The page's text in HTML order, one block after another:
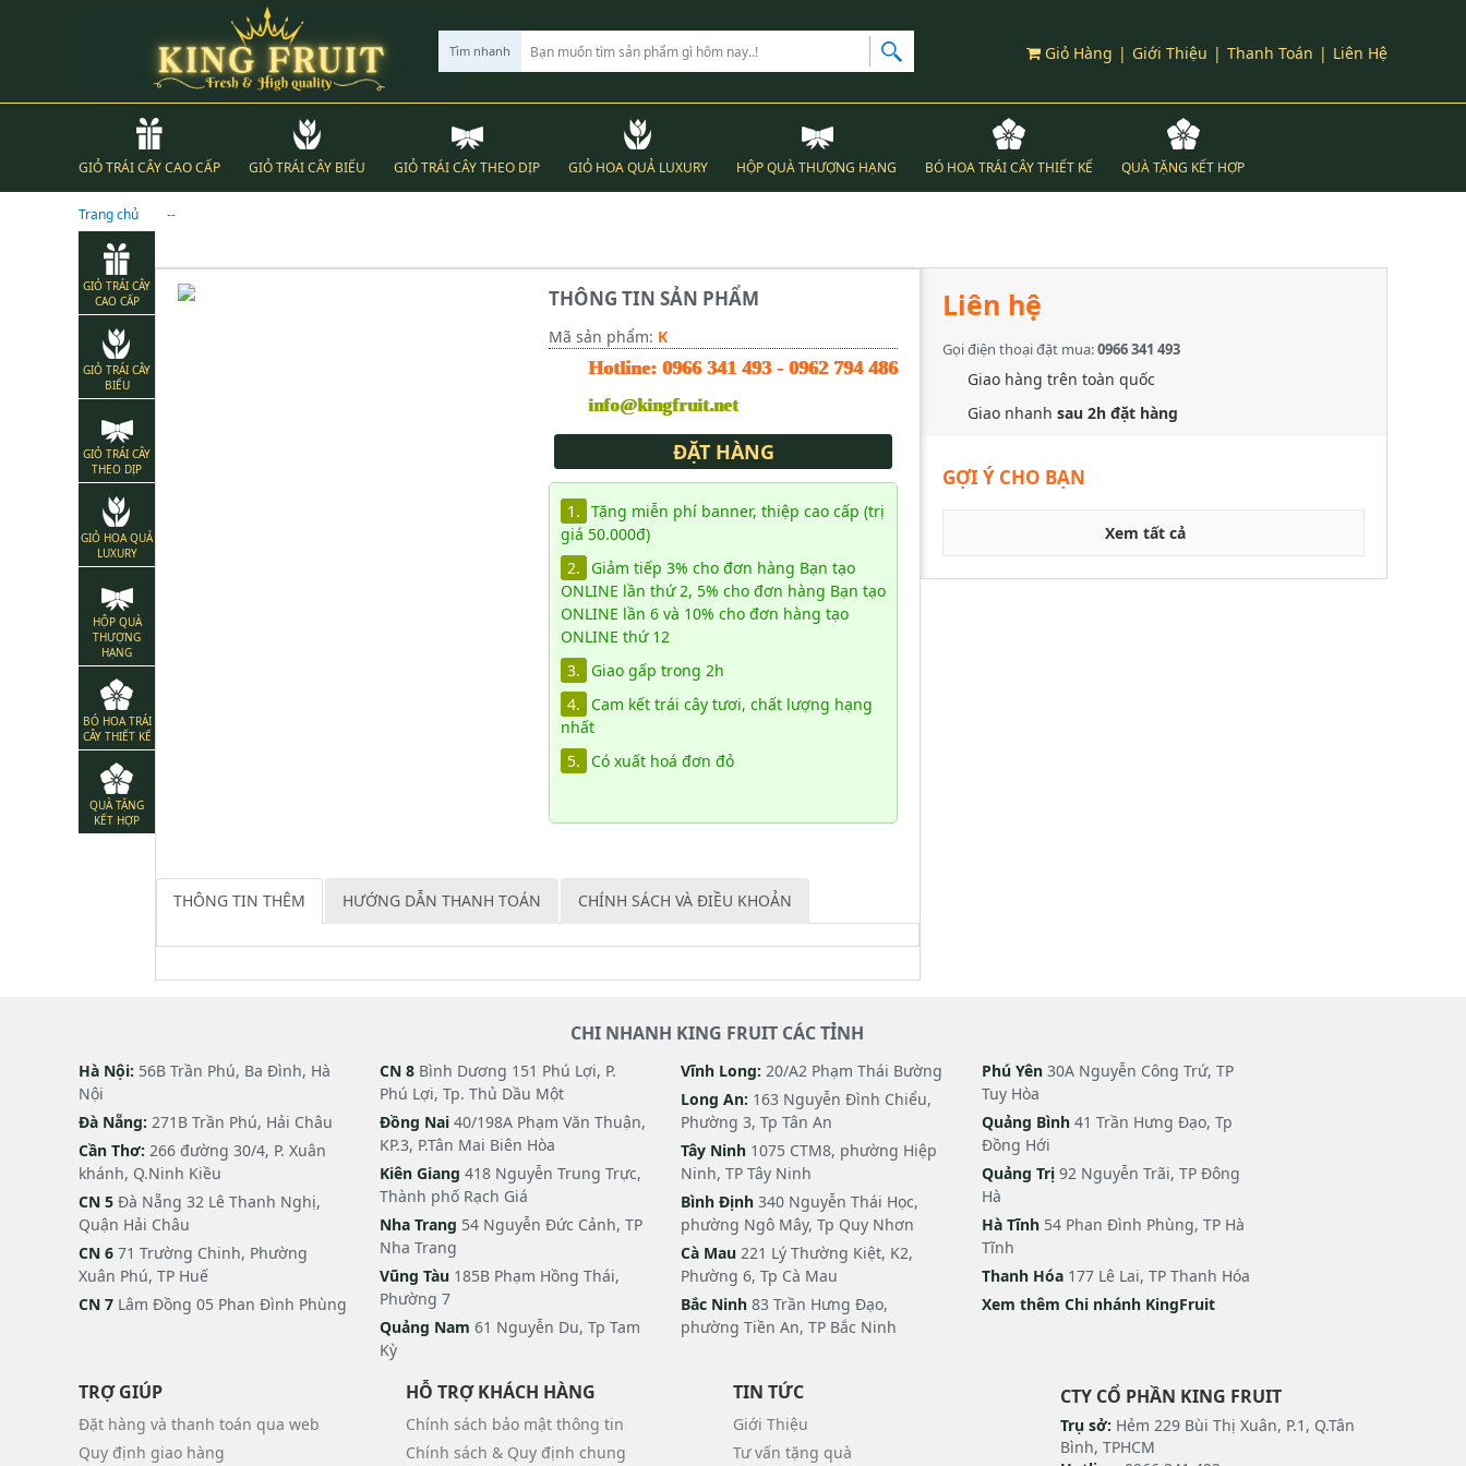
Giỏ Hàng | Giới Thiệu | Thanh Toán | Liên Hệ
Tìm nhanh
GIỎ TRÁI CÂY CAO CẤP GIỎ TRÁI CÂY BIẾU GIỎ TRÁI CÂY THEO DỊP GIỎ HOA QUẢ LUXURY HỘP QUÀ THƯỢNG HẠNG BÓ HOA TRÁI CÂY THIẾT KẾ QUÀ TẶNG KẾT HỢP
Trang chủ --
GIỎ TRÁI CÂY
CAO CẤP
GIỎ TRÁI CÂY
BIẾU
GIỎ TRÁI CÂY
THEO DỊP
GIỎ HOA QUẢ
LUXURY
HỘP QUÀ
THƯỢNG
HẠNG
BÓ HOA TRÁI
CÂY THIẾT KẾ
QUÀ TẶNG
KẾT HỢP
THÔNG TIN SẢN PHẨM
Mã sản phẩm: K
Hotline: 0966 341 493 - 0962 794 486
info@kingfruit.net
ĐẶT HÀNG
1. Tặng miễn phí banner, thiệp cao cấp (trị
giá 50.000đ)
2.
Giảm tiếp 3% cho đơn hàng Bạn tạo
ONLINE lần thứ 2, 5% cho đơn hàng Bạn tạo
ONLINE lần 6 và 10% cho đơn hàng tạo
ONLINE thứ 12
3.
Giao gấp trong 2h
4.
Cam kết trái cây tươi, chất lượng hạng
nhất
5.
Có xuất hoá đơn đỏ
THÔNG TIN THÊM HƯỚNG DẪN THANH TOÁN CHÍNH SÁCH VÀ ĐIỀU KHOẢN
Liên hệ
Gọi điện thoại đặt mua:0966 341 493
Giao hàng trên toàn quốc
Giao nhanh sau 2h đặt hàng
GỢI Ý CHO BẠN
Xem tất cả
CHI NHANH KING FRUIT CÁC TỈNH
Hà Nội: 56B Trần Phú, Ba Đình, Hà
Nội
Đà Nẵng: 271B Trần Phú, Hải Châu
Cần Thơ: 266 đường 30/4, P. Xuân
khánh, Q.Ninh Kiều
CN 5 Đà Nẵng 32 Lê Thanh Nghị,
Quận Hải Châu
CN 6 71 Trường Chinh, Phường
Xuân Phú, TP Huế
CN 7 Lâm Đồng 05 Phan Đình Phùng
CN 8 Bình Dương 151 Phú Lợi, P.
Phú Lợi, Tp. Thủ Dầu Một
Đồng Nai 40/198A Phạm Văn Thuận,
KP.3, P.Tân Mai Biên Hòa
Kiên Giang 418 Nguyễn Trung Trực,
Thành phố Rạch Giá
Nha Trang 54 Nguyễn Đức Cảnh, TP
Nha Trang
Vũng Tàu 185B Phạm Hồng Thái,
Phường 7
Quảng Nam 61 Nguyễn Du, Tp Tam
Kỳ
Vĩnh Long: 20/A2 Phạm Thái Bường
Long An: 163 Nguyễn Đình Chiểu,
Phường 3, Tp Tân An
Tây Ninh 1075 CTM8, phường Hiệp
Ninh, TP Tây Ninh
Bình Định 340 Nguyễn Thái Học,
phường Ngô Mây, Tp Quy Nhơn
Cà Mau 221 Lý Thường Kiệt, K2,
Phường 6, Tp Cà Mau
Bắc Ninh 83 Trần Hưng Đạo,
phường Tiền An, TP Bắc Ninh
Phú Yên 30A Nguyễn Công Trứ, TP
Tuy Hòa
Quảng Bình 41 Trần Hưng Đạo, Tp
Đồng Hới
Quảng Trị 92 Nguyễn Trãi, TP Đông
Hà
Hà Tĩnh 54 Phan Đình Phùng, TP Hà
Tĩnh
Thanh Hóa 177 Lê Lai, TP Thanh Hóa
Xem thêm Chi nhánh KingFruit
TRỢ GIÚP
Đặt hàng và thanh toán qua web
Quy định giao hàng
HỖ TRỢ KHÁCH HÀNG
Chính sách bảo mật thông tin
Chính sách & Quy định chung
TIN TỨC
Giới Thiệu
Tư vấn tặng quà
CTY CỔ PHẦN KING FRUIT
Trụ sở: Hẻm 229 Bùi Thị Xuân, P.1, Q.Tân
Bình, TPHCM